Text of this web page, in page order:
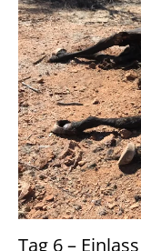
Tag 6 – Einlass